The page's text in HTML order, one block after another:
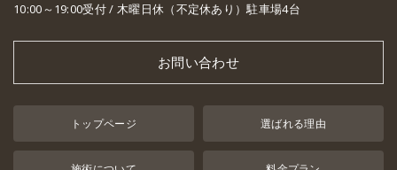
10:00～19:00受付 / 木曜日休（不定休あり）駐車場4台
お問い合わせ
トップページ 選ばれる理由